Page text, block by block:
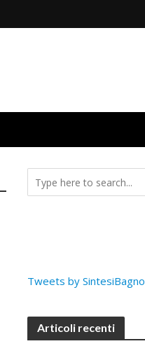
Tweets by SintesiBagno
Articoli recenti